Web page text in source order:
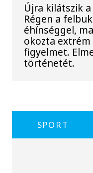
Újra kilátszik
Régen a
éhínséggel,
okozta extrém
figyelmet.
történetét.
SPORT